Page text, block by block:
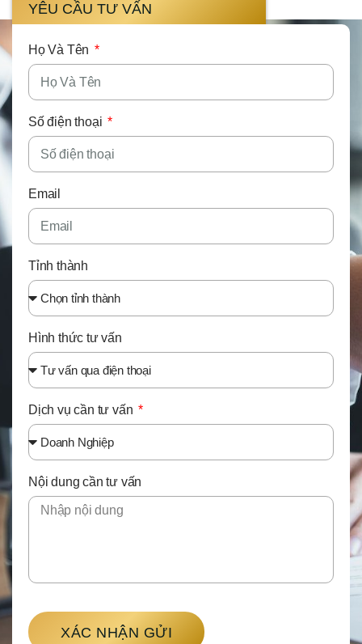
YÊU CẦU TƯ VẤN
Họ Và Tên
Số điện thoại
Email
Tỉnh thành
Hình thức tư vấn
Dịch vụ cần tư vấn
Nội dung cần tư vấn
XÁC NHẬN GỬI